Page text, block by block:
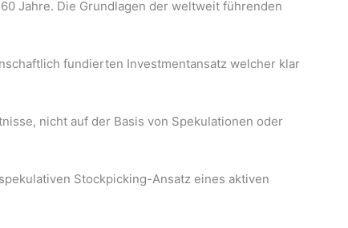
Jahre. Die Grundlagen der weltweit führenden
fundierten Investmentansatz welcher klar
nicht auf der Basis von Spekulationen oder
Stockpicking-Ansatz eines aktiven